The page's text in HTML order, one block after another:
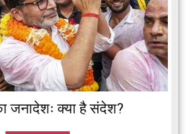
जनादेशः क्या है संदेश?